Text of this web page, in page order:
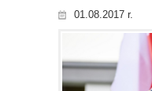
01.08.2017 r.